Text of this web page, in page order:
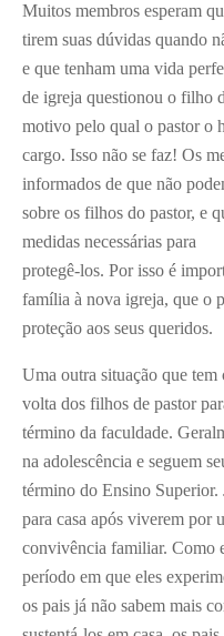
Muitos membros esperam
tirem suas dúvidas quando
e que tenham uma vida
de igreja questionou o filho
motivo pelo qual o pastor o
cargo. Isso não se faz! Os
informados de que não
sobre os filhos do pastor, e
medidas necessárias para
protegê-los. Por isso é
família à nova igreja, que o
proteção aos seus queridos.
Uma outra situação que tem
volta dos filhos de pastor
término da faculdade.
na adolescência e seguem
término do Ensino Superior.
para casa após viverem por
convivência familiar. Como
período em que eles
os pais já não sabem mais